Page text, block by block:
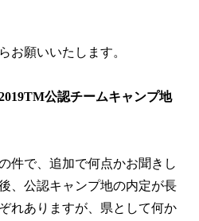
お願いいたします。
公認チームキャンプ地
件で、追加で何点かお聞きし
、公認キャンプ地の内定が長
れありますが、県として何か